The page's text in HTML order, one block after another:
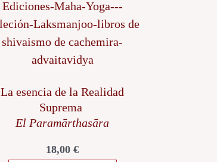
La esencia de la Realidad
Suprema
El Paramārthasāra
18,00 €